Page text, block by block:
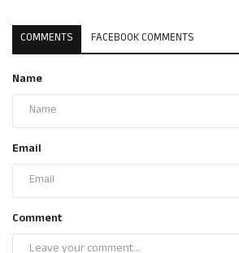
COMMENTS FACEBOOK COMMENTS
Name
Email
Comment